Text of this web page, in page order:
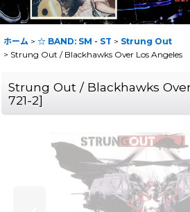
ホーム > ☆ BAND: SM - ST > Strung Out
> Strung Out / Blackhawks Over Los Angeles
Strung Out / Blackhawks
721-2]